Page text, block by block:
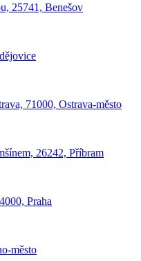
25741, Benešov
71000, Ostrava-město
26242, Příbram
Praha
město